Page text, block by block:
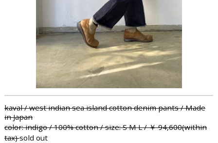
kaval / west indian sea island cotton denim pants / Made
in Japan
color: indigo / 100% cotton / size: SML / ￥ 94,600(within
tax)sold out